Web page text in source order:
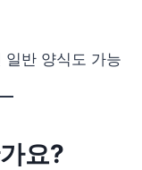
일반 양식도 가능
요?